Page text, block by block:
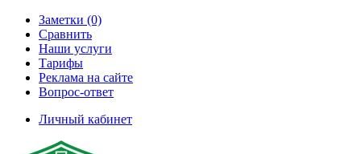
Заметки (0)
Сравнить
Наши услуги
Тарифы
Реклама на сайте
Вопрос-ответ
Личный кабинет